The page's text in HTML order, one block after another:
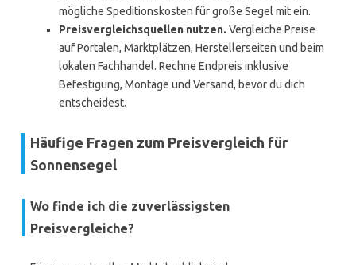
mögliche Speditionskosten für große Segel mit ein.
Preisvergleichsquellen nutzen. Vergleiche Preise
auf Portalen, Marktplätzen, Herstellerseiten und beim
lokalen Fachhandel. Rechne Endpreis inklusive
Befestigung, Montage und Versand, bevor du dich
entscheidest.
Häufige Fragen zum Preisvergleich für
Sonnensegel
Wo finde ich die zuverlässigsten
Preisvergleiche?